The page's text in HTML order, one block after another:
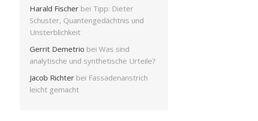
Harald Fischer bei Tipp: Dieter
Schuster, Quantengedächtnis und
Unsterblichkeit
Gerrit Demetrio bei Was sind
analytische und synthetische Urteile?
Jacob Richter bei Fassadenanstrich
leicht gemacht